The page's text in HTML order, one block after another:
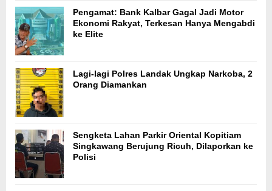
Pengamat: Bank Kalbar Gagal Jadi Motor
Ekonomi Rakyat, Terkesan Hanya Mengabdi
ke Elite
Lagi-lagi Polres Landak Ungkap Narkoba, 2
Orang Diamankan
Sengketa Lahan Parkir Oriental Kopitiam
Singkawang Berujung Ricuh, Dilaporkan ke
Polisi